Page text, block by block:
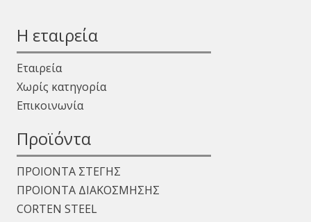
Η εταιρεία
Εταιρεία
Χωρίς κατηγορία
Επικοινωνία
Προϊόντα
ΠΡΟΙΟΝΤΑ ΣΤΕΓΗΣ
ΠΡΟΙΟΝΤΑ ΔΙΑΚΟΣΜΗΣΗΣ
CORTEN STEEL